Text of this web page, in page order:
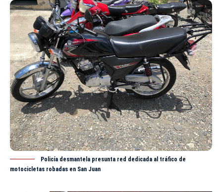
Policía desmantela presunta red dedicada al tráfico de
motocicletas robadas en San Juan